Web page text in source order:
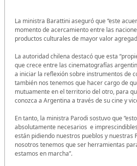
La ministra Barattini aseguró que “este
momento de acercamiento entre las
productos culturales de mayor valor
La autoridad chilena destacó que esta
que crece entre las cinematografías
a iniciar la reflexión sobre instrumentos de
también nos tenemos que hacer cargo de
mutuamente en el territorio del otro, para
conozca a Argentina a través de su cine y
En tanto, la ministra Parodi sostuvo que
absolutamente necesarios e
están pidiendo nuestros pueblos y nuestras
nosotros tenemos que ser herramientas
estamos en marcha”.